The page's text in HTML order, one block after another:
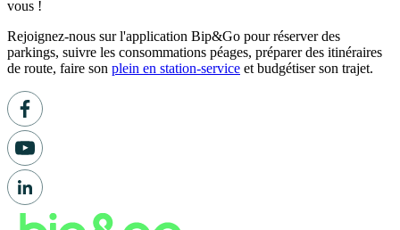
vous !
Rejoignez-nous sur l'application Bip&Go pour réserver des
parkings, suivre les consommations péages, préparer des itinéraires
de route, faire son plein en station-service et budgétiser son trajet.